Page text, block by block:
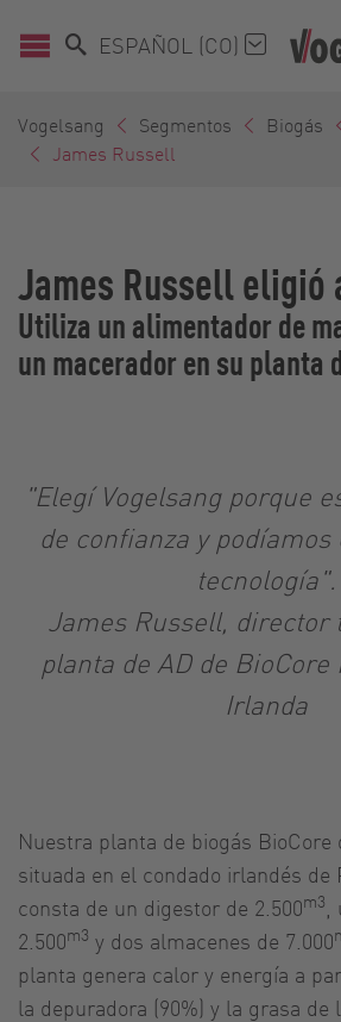
ESPAÑOL (CO)
Vogelsang Segmentos Biogás
James Russell
James Russell eligió
Utiliza un alimentador de
un macerador en su planta
"Elegí Vogelsang porque
de confianza y
tecnología".
James Russell, director
planta de AD de BioCore
Irlanda
Nuestra planta de biogás BioCore
situada en el condado irlandés de
consta de un digestor de 2.500m3
2.500m3 y dos almacenes de 7.000
planta genera calor y energía a
la depuradora (90%) y la grasa de